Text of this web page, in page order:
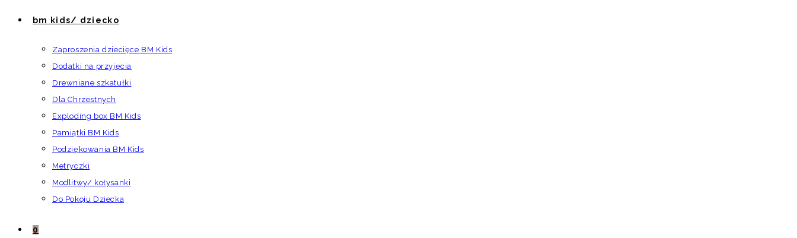
bm kids/ dziecko
Zaproszenia dziecięce BM Kids
Dodatki na przyjęcia
Drewniane szkatułki
Dla Chrzestnych
Exploding box BM Kids
Pamiątki BM Kids
Podziękowania BM Kids
Metryczki
Modlitwy/ kołysanki
Do Pokoju Dziecka
0